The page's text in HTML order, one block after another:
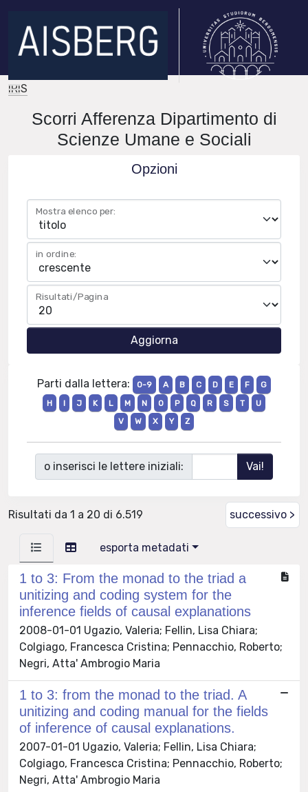
IRIS
Scorri Afferenza Dipartimento di
Scienze Umane e Sociali
Opzioni
Mostra elenco per:
in ordine:
Risultati/Pagina
Parti dalla lettera: 0-9 A B C D E F
G
H
I J K L M N O P Q R S T
U
V
W X Y Z
o inserisci le lettere iniziali:
Risultati da 1 a 20 di 6.519 successivo >
esporta metadati
1 to 3: From the monad to the triad a
unitizing and coding system for the
inference fields of causal explanations
2008-01-01 Ugazio, Valeria; Fellin, Lisa Chiara;
Colgiago, Francesca Cristina; Pennacchio, Roberto;
Negri, Atta' Ambrogio Maria
1 to 3: from the monad to the triad. A
unitizing and coding manual for the fields
of inference of causal explanations.
2007-01-01 Ugazio, Valeria; Fellin, Lisa Chiara;
Colgiago, Francesca Cristina; Pennacchio, Roberto;
Negri, Atta' Ambrogio Maria